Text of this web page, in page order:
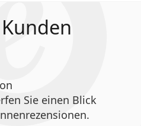
Sie einen Blick